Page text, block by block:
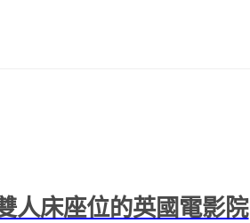
人床座位的英國電影院